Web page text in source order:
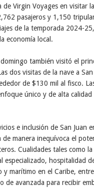
de Virgin Voyages en visitar
pasajeros y 1,150
de la temporada 2024-
economía local.
también visitó el
dos visitas de la nave a
de $130 mil al fisco.
único y de alta calidad
e inclusión de San Juan
de manera inequívoca el
Cualidades tales como
especializado, hospitalidad
y marítimo en el Caribe,
de avanzada para recibir